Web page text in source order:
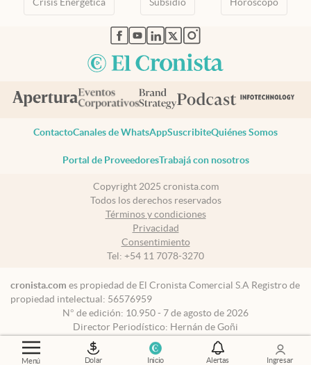
Menú Dolar Inicio Alertas Ingresar
abre en nueva pestaña
abre en nueva pestaña
abre en nueva pestaña
abre en nueva pestaña
abre en nueva pestaña
ContactoCanales de WhatsAppSuscribiteQuiénes Somos
Portal de ProveedoresTrabajá con nosotros
Copyright 2025 cronista.com
Todos los derechos reservados
Términos y condiciones
Privacidad
Consentimiento
Tel: +54 11 7078-3270
cronista.com es propiedad de El Cronista Comercial S.A Registro de
propiedad intelectual: 56576959
N° de edición: 10.950 - 7 de agosto de 2026
Director Periodístico: Hernán de Goñi